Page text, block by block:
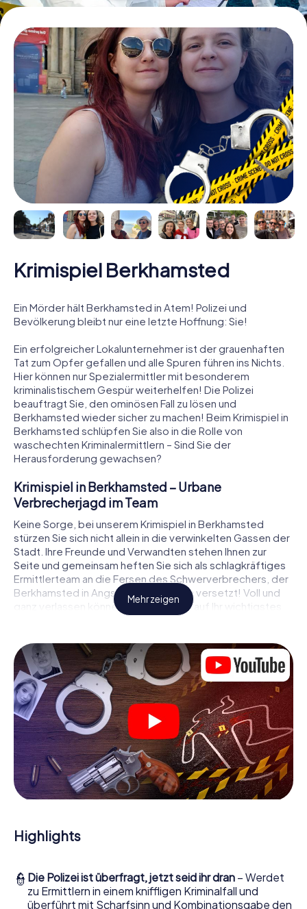
Krimispiel Berkhamsted
Ein Mörder hält Berkhamsted in Atem! Polizei und
Bevölkerung bleibt nur eine letzte Hoffnung: Sie!
Ein erfolgreicher Lokalunternehmer ist der grauenhaften
Tat zum Opfer gefallen und alle Spuren führen ins Nichts.
Hier können nur Spezialermittler mit besonderem
kriminalistischem Gespür weiterhelfen! Die Polizei
beauftragt Sie, den ominösen Fall zu lösen und
Berkhamsted wieder sicher zu machen! Beim Krimispiel in
Berkhamsted schlüpfen Sie also in die Rolle von
waschechten Kriminalermittlern – Sind Sie der
Herausforderung gewachsen?
Krimispiel in Berkhamsted – Urbane
Verbrecherjagd im Team
Keine Sorge, bei unserem Krimispiel in Berkhamsted
stürzen Sie sich nicht allein in die verwinkelten Gassen der
Stadt. Ihre Freunde und Verwandten stehen Ihnen zur
Seite und gemeinsam heften Sie sich als schlagkräftiges
Ermittlerteam an die Fersen des Schwerverbrechers, der
Berkhamsted in Angst und Schrecken versetzt! Voll und
ganz verlassen können Sie sich dabei auf Ihr wichtigstes
Ermittlerutensil, Ihr Smartphone. Mittels GPS-Navigation
zahlreichen Schauplätzen in Berkhamsted, die mit der Tat
in Verbindung stehen, und schließlich zum Mörder. An
jedem Ort knacken Sie knifflige Rätsel und kommen so
Stück für Stück der Lösung des Falls immer näher. Anders
als bei einem klassischen Krimi Dinner in Berkhamsted
bestimmen also Sie das Geschehen, bewegen sich an der
frischen Luft und entdecken obendrein die Stadt mit ganz
neuen Augen.
Mitmachkrimi in Berkhamsted - Die interaktive
Krimi Tour
herausholt! Ob Videoschalte zu einem Zeugen, geheimes
Mitmachkrimi nutzt sämtliche multimedialen Fähigkeiten
Ihres Handgeräts. Das Krimispiel in Berkhamsted holt aber
auch aus Ihnen und Ihren Mitstreitern verborgene Talente
Mehr zeigen
Highlights
👮 Die Polizei ist überfragt, jetzt seid ihr dran – Werdet
zu Ermittlern in einem kniffligen Kriminalfall und
überführt mit Scharfsinn und Kombinationsgabe den